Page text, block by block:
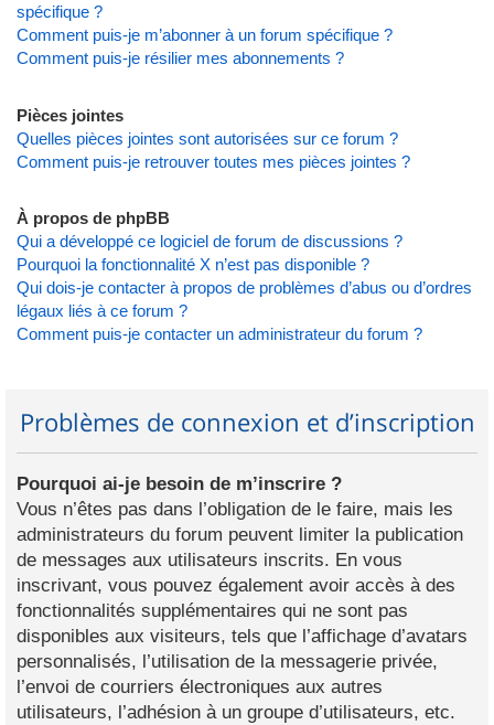
spécifique ?
Comment puis-je m’abonner à un forum spécifique ?
Comment puis-je résilier mes abonnements ?
Pièces jointes
Quelles pièces jointes sont autorisées sur ce forum ?
Comment puis-je retrouver toutes mes pièces jointes ?
À propos de phpBB
Qui a développé ce logiciel de forum de discussions ?
Pourquoi la fonctionnalité X n’est pas disponible ?
Qui dois-je contacter à propos de problèmes d’abus ou d’ordres
légaux liés à ce forum ?
Comment puis-je contacter un administrateur du forum ?
Problèmes de connexion et d’inscription
Pourquoi ai-je besoin de m’inscrire ?
Vous n’êtes pas dans l’obligation de le faire, mais les
administrateurs du forum peuvent limiter la publication
de messages aux utilisateurs inscrits. En vous
inscrivant, vous pouvez également avoir accès à des
fonctionnalités supplémentaires qui ne sont pas
disponibles aux visiteurs, tels que l’affichage d’avatars
personnalisés, l’utilisation de la messagerie privée,
l’envoi de courriers électroniques aux autres
utilisateurs, l’adhésion à un groupe d’utilisateurs, etc.